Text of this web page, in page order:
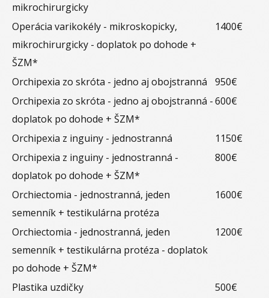
mikrochirurgicky
Operácia varikokély - mikroskopicky,
mikrochirurgicky - doplatok po dohode +
ŠZM*
1400€
Orchipexia zo skróta - jedno aj obojstranná
950€
Orchipexia zo skróta - jedno aj obojstranná -
doplatok po dohode + ŠZM*
600€
Orchipexia z inguiny - jednostranná
1150€
Orchipexia z inguiny - jednostranná -
doplatok po dohode + ŠZM*
800€
Orchiectomia - jednostranná, jeden
semenník + testikulárna protéza
1600€
Orchiectomia - jednostranná, jeden
semenník + testikulárna protéza - doplatok
po dohode + ŠZM*
1200€
Plastika uzdičky 500€